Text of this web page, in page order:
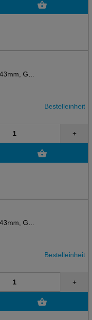
Griff
grün
Bestelleinheit
+
Griff
gelb
Bestelleinheit
+